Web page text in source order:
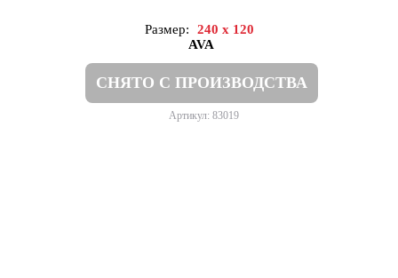
Размер:
240 x 120
AVA
СНЯТО С ПРОИЗВОДСТВА
Артикул: 83019